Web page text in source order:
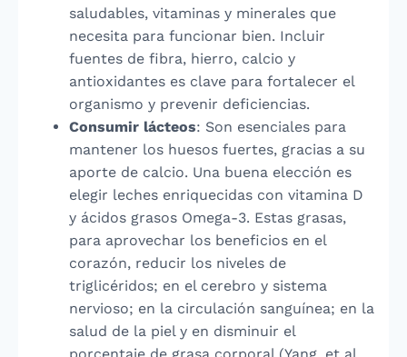
saludables, vitaminas y minerales que
necesita para funcionar bien. Incluir
fuentes de fibra, hierro, calcio y
antioxidantes es clave para fortalecer el
organismo y prevenir deficiencias.
Consumir lácteos: Son esenciales para
mantener los huesos fuertes, gracias a su
aporte de calcio. Una buena elección es
elegir leches enriquecidas con vitamina D
y ácidos grasos Omega-3. Estas grasas,
para aprovechar los beneficios en el
corazón, reducir los niveles de
triglicéridos; en el cerebro y sistema
nervioso; en la circulación sanguínea; en la
salud de la piel y en disminuir el